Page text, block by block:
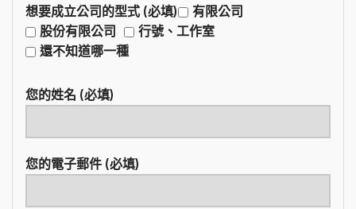
想要成立公司的型式 (必填)
有限公司
股份有限公司
行號、工作室
還不知道哪一種
您的姓名 (必填)
您的電子郵件 (必填)